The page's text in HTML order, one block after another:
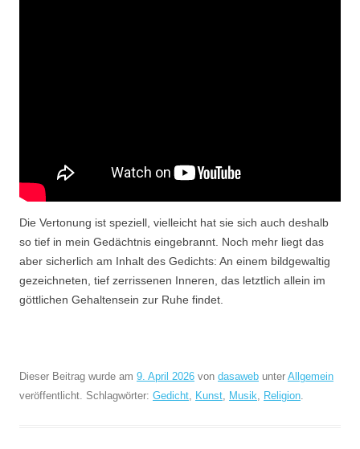
Die Vertonung ist speziell, vielleicht hat sie sich auch deshalb
so tief in mein Gedächtnis eingebrannt. Noch mehr liegt das
aber sicherlich am Inhalt des Gedichts: An einem bildgewaltig
gezeichneten, tief zerrissenen Inneren, das letztlich allein im
göttlichen Gehaltensein zur Ruhe findet.
Dieser Beitrag wurde am 9. April 2026 von dasaweb unter Allgemein
veröffentlicht. Schlagwörter: Gedicht Kunst Musik Religion